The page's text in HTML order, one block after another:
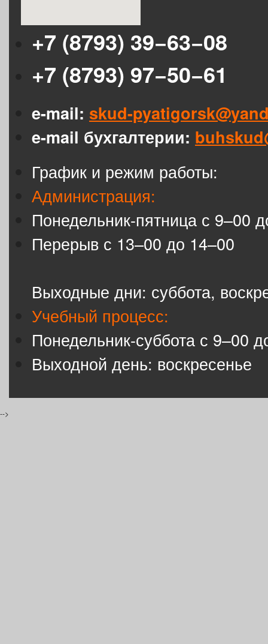
+7 (8793) 39−63−08
+7 (8793) 97−50−61
e-mail: skud-
e-mail бухгалтерии:
График и режим работы:
Администрация:
Понедельник-пятница с 9–00
Перерыв с 13–00 до 14–00
Выходные дни: суббота,
Учебный процесс:
Понедельник-суббота с 9–00
Выходной день: воскресенье
-->